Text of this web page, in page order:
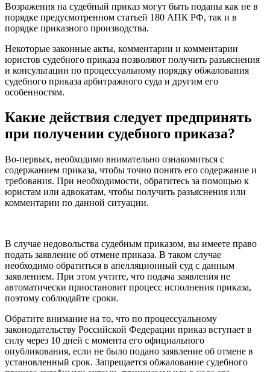
Возражения на судебный приказ могут быть поданы как не в
порядке предусмотренном статьей 180 АПК РФ, так и в
порядке приказного производства.
Некоторые законные акты, комментарии и комментарии
юристов судебного приказа позволяют получить разъяснения
и консультации по процессуальному порядку обжалования
судебного приказа арбитражного суда и другим его
особенностям.
Какие действия следует предпринять
при получении судебного приказа?
Во-первых, необходимо внимательно ознакомиться с
содержанием приказа, чтобы точно понять его содержание и
требования. При необходимости, обратитесь за помощью к
юристам или адвокатам, чтобы получить разъяснения или
комментарии по данной ситуации.
В случае недовольства судебным приказом, вы имеете право
подать заявление об отмене приказа. В таком случае
необходимо обратиться в апелляционный суд с данным
заявлением. При этом учтите, что подача заявления не
автоматически приостановит процесс исполнения приказа,
поэтому соблюдайте сроки.
Обратите внимание на то, что по процессуальному
законодательству Российской Федерации приказ вступает в
силу через 10 дней с момента его официального
опубликования, если не было подано заявление об отмене в
установленный срок. Запрещается обжалование судебного